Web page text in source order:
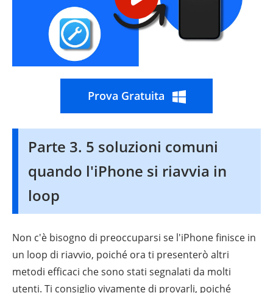
Prova Gratuita
Parte 3. 5 soluzioni comuni
quando l'iPhone si riavvia in
loop
Non c'è bisogno di preoccuparsi se l'iPhone finisce in
un loop di riavvio, poiché ora ti presenterò altri
metodi efficaci che sono stati segnalati da molti
utenti. Ti consiglio vivamente di provarli, poiché